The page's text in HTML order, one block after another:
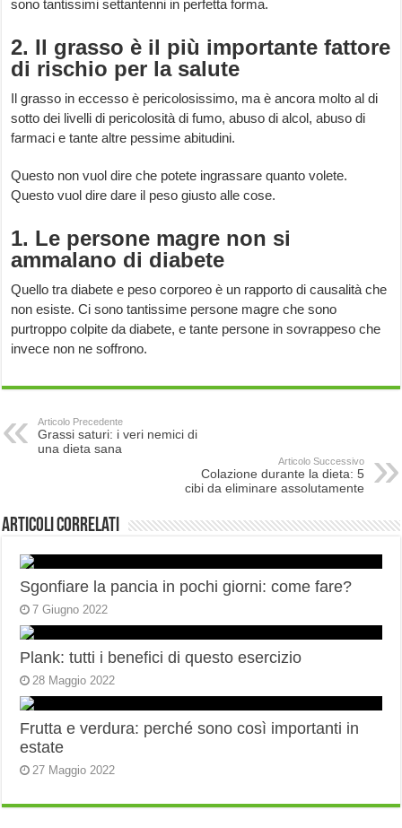
sono tantissimi settantenni in perfetta forma.
2. Il grasso è il più importante fattore
di rischio per la salute
Il grasso in eccesso è pericolosissimo, ma è ancora molto al di
sotto dei livelli di pericolosità di fumo, abuso di alcol, abuso di
farmaci e tante altre pessime abitudini.
Questo non vuol dire che potete ingrassare quanto volete.
Questo vuol dire dare il peso giusto alle cose.
1. Le persone magre non si
ammalano di diabete
Quello tra diabete e peso corporeo è un rapporto di causalità che
non esiste. Ci sono tantissime persone magre che sono
purtroppo colpite da diabete, e tante persone in sovrappeso che
invece non ne soffrono.
Articolo Precedente
Grassi saturi: i veri nemici di
una dieta sana
Articolo Successivo
Colazione durante la dieta: 5
cibi da eliminare assolutamente
Articoli correlati
Sgonfiare la pancia in pochi giorni: come fare?
7 Giugno 2022
Plank: tutti i benefici di questo esercizio
28 Maggio 2022
Frutta e verdura: perché sono così importanti in
estate
27 Maggio 2022